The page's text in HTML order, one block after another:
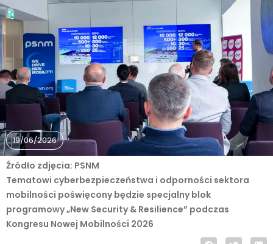
19/06/2026
Tematowi cyberbezpieczeństwa i odporności sektora
mobilności poświęcony będzie specjalny blok
programowy „New Security & Resilience” podczas
Kongresu Nowej Mobilności 2026
Źródło zdjęcia: PSNM